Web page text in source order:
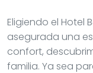
Eligiendo el Hotel
asegurada una
confort,
familia. Ya sea